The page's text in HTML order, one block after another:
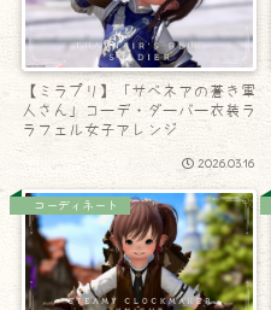
【ミラプリ】「サベネアの蒼き軍
人さん」コーデ・ダーバー衣装ラ
ラフェル女子アレンジ
2026.03.16
コーディネート